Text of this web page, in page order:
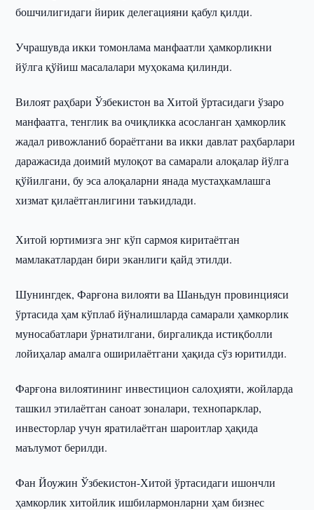
бошчилигидаги йирик делегацияни қабул қилди.
Учрашувда икки томонлама манфаатли ҳамкорликни
йўлга қўйиш масалалари муҳокама қилинди.
Вилоят раҳбари Ўзбекистон ва Хитой ўртасидаги ўзаро
манфаатга, тенглик ва очиқликка асосланган ҳамкорлик
жадал ривожланиб бораётгани ва икки давлат раҳбарлари
даражасида доимий мулоқот ва самарали алоқалар йўлга
қўйилгани, бу эса алоқаларни янада мустаҳкамлашга
хизмат қилаётганлигини таъкидлади.
Хитой юртимизга энг кўп сармоя киритаётган
мамлакатлардан бири эканлиги қайд этилди.
Шунингдек, Фарғона вилояти ва Шаньдун провинцияси
ўртасида ҳам кўплаб йўналишларда самарали ҳамкорлик
муносабатлари ўрнатилгани, биргаликда истиқболли
лойиҳалар амалга оширилаётгани ҳақида сўз юритилди.
Фарғона вилоятининг инвестицион салоҳияти, жойларда
ташкил этилаётган саноат зоналари, технопарклар,
инвесторлар учун яратилаётган шароитлар ҳақида
маълумот берилди.
Фан Йоужин Ўзбекистон-Хитой ўртасидаги ишончли
ҳамкорлик хитойлик ишбилармонларни ҳам бизнес